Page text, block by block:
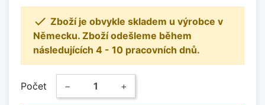
 Zboží je obvykle skladem u výrobce v
Německu. Zboží odešleme během
následujících 4 - 10 pracovních dnů.
Počet − +